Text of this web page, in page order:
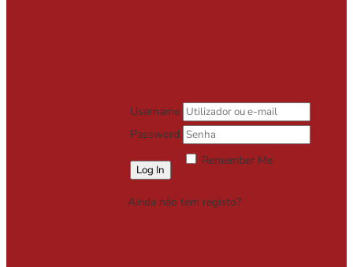
Username
Password
Remember Me
Ainda não tem registo?